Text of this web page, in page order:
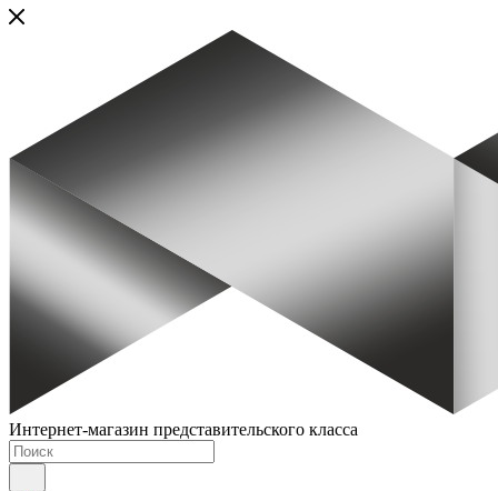
Интернет-магазин представительского класса